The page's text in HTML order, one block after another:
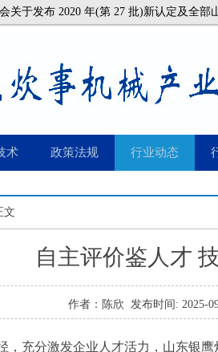
关于发布 2020 年(第 27 批)新认定及全
术 政策法规 行业动态
文
自主评价鉴人才
作者： 陈欣 发布时间: 2025-
充分激发企业人才活力，山东银鹰